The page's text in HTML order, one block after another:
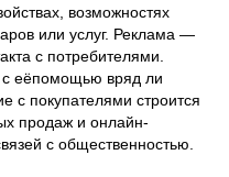
возможностях
или услуг. Реклама —
с потребителями.
с еёпомощью вряд ли
с покупателями строится
продаж и онлайн-
с общественностью.